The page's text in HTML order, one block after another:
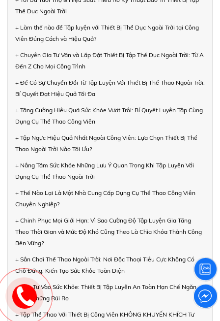
Thể Dục Ngoài Trời
+ Làm thế nào để Tập luyện với Thiết Bị Thể Dục Ngoài Trời tại Công
Viên Đúng Cách và Hiệu Quả?
+ Chuyên Gia Tư Vấn và Lắp Đặt Thiết Bị Tập Thể Dục Ngoài Trời: Từ A
Đến Z Cho Mọi Công Trình
+ Để Có Sự Chuyển Đổi Từ Tập Luyện Với Thiết Bị Thể Thao Ngoài Trời:
Bí Quyết Đạt Hiệu Quả Tối Đa
+ Tăng Cường Hiệu Quả Sức Khỏe Vượt Trội: Bí Quyết Luyện Tập Cùng
Dụng Cụ Thể Thao Công Viên
+ Tập Ngực Hiệu Quả Nhất Ngoài Công Viên: Lựa Chọn Thiết Bị Thể
Thao Ngoài Trời Nào Tối Ưu?
+ Nâng Tầm Sức Khỏe Những Lưu Ý Quan Trọng Khi Tập Luyện Với
Dụng Cụ Thể Thao Ngoài Trời
+ Thế Nào Lại Là Một Nhà Cung Cấp Dụng Cụ Thể Thao Công Viên
Chuyên Nghiệp?
+ Chinh Phục Mọi Giới Hạn: Vì Sao Cường Độ Tập Luyện Gia Tăng
Theo Thời Gian và Mức Độ Khó Cũng Theo Là Chìa Khóa Thành Công
Bền Vững?
+ Sân Chơi Thể Thao Ngoài Trời: Nơi Độc Thoại Tiêu Cực Không Có
Chỗ Đứng, Kiến Tạo Sức Khỏe Toàn Diện
+ Đầu Tư Vào Sức Khỏe: Thiết Bị Tập Luyện An Toàn Hạn Chế Ngăn
Ngừa Những Rủi Ro
+ Tập Thể Thao Với Thiết Bị Công Viên KHÔNG KHUYẾN KHÍCH Tư